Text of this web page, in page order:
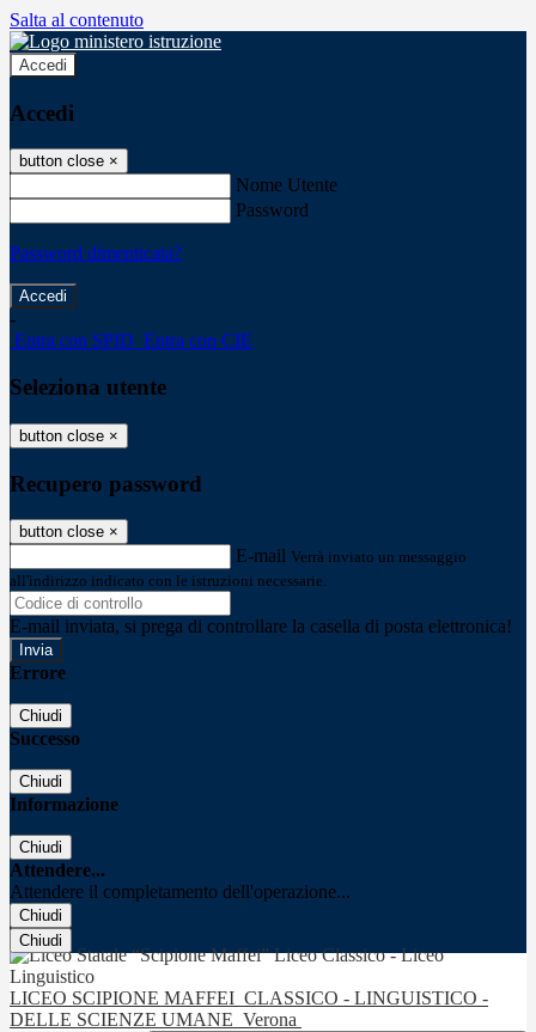
Salta al contenuto
Accedi
Accedi
button close ×
Nome Utente
Password
Password dimenticata?
-
Entra con SPID Entra con CIE
Seleziona utente
button close ×
Recupero password
button close ×
E-mail Verrà inviato un messaggio
all'indirizzo indicato con le istruzioni necessarie.
E-mail inviata, si prega di controllare la casella di posta elettronica!
Errore
Chiudi
Successo
Chiudi
Informazione
Chiudi
Attendere...
Attendere il completamento dell'operazione...
Chiudi
Chiudi
LICEO SCIPIONE MAFFEI CLASSICO - LINGUISTICO -
DELLE SCIENZE UMANE Verona